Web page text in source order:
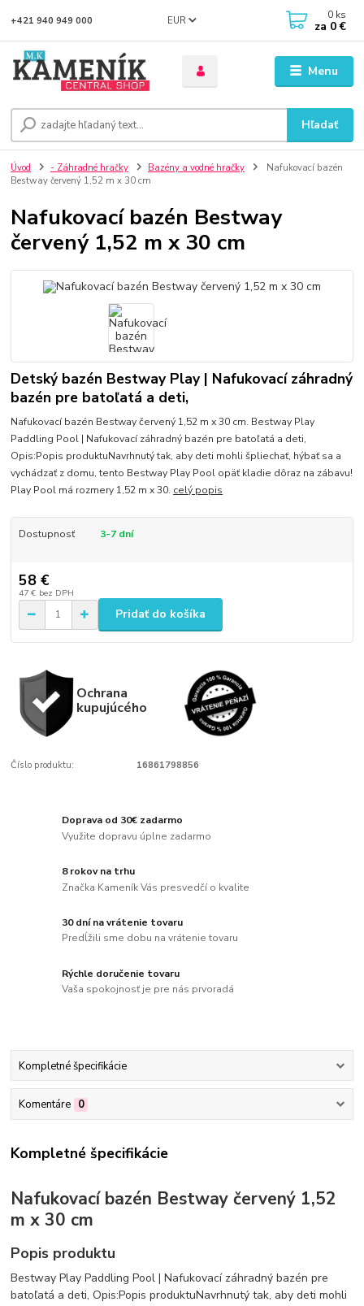
Menu
EUR
Hľadať
+421 940 949 000 0 ks
za 0 €
Úvod - Záhradné hračky Bazény a vodné hračky
Nafukovací bazén
Bestway červený 1,52 m x 30 cm
Nafukovací bazén Bestway
červený 1,52 m x 30 cm
Detský bazén Bestway Play | Nafukovací záhradný
bazén pre batoľatá a deti,
Nafukovací bazén Bestway červený 1,52 m x 30 cm. Bestway Play
Paddling Pool | Nafukovací záhradný bazén pre batoľatá a deti,
Opis:Popis produktuNavrhnutý tak, aby deti mohli špliechať, hýbať sa a
vychádzať z domu, tento Bestway Play Pool opäť kladie dôraz na zábavu!
Play Pool má rozmery 1,52 m x 30. celý popis
Dostupnosť 3-7 dní
58 €
47 € bez DPH
Pridať do košíka
Ochrana
kupujúcého
Číslo produktu: 16861798856
Doprava od 30€ zadarmo
Využite dopravu úplne zadarmo
8 rokov na trhu
Značka Kameník Vás presvedčí o kvalite
30 dní na vrátenie tovaru
Predĺžili sme dobu na vrátenie tovaru
Rýchle doručenie tovaru
Vaša spokojnosť je pre nás prvoradá
Kompletné špecifikácie
Komentáre 0
Kompletné špecifikácie
Nafukovací bazén Bestway červený 1,52
m x 30 cm
Popis produktu
Bestway Play Paddling Pool | Nafukovací záhradný bazén pre
batoľatá a deti, Opis:Popis produktuNavrhnutý tak, aby deti mohli